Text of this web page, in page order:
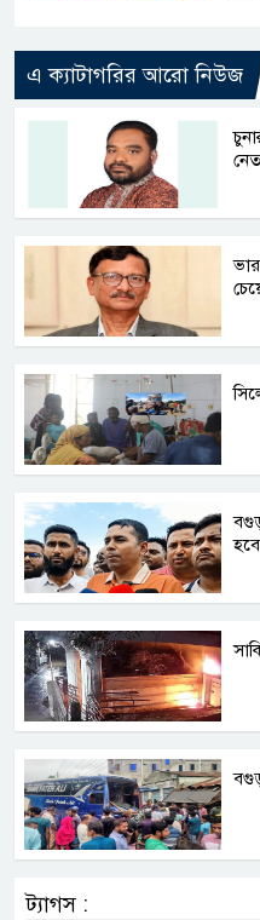
এ ক্যাটাগরির আরো নিউজ
ট্যাগস :